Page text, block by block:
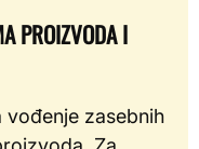
PROIZVODA I
zasebnih